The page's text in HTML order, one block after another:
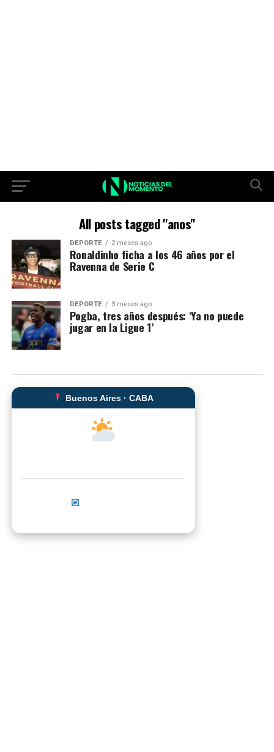
All posts tagged "anos"
DEPORTE 2 meses ago
Ronaldinho ficha a los 46 años por el
Ravenna de Serie C
DEPORTE 3 meses ago
Pogba, tres años después: ‘Ya no puede
jugar en la Ligue 1’
Buenos Aires · CABA